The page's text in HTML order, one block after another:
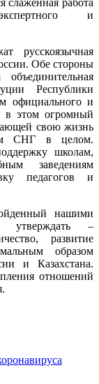
и
русскоязычная
Обе стороны
Республики
официального и
в этом огромный
свою жизнь
СНГ в целом.
школам,
заведениям
педагогов и
нашими
утверждать –
развитие
образом
и Казахстана.
отношений